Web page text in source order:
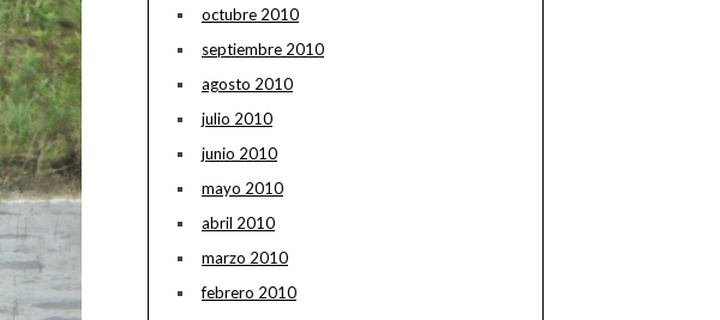
octubre 2010
septiembre 2010
agosto 2010
julio 2010
junio 2010
mayo 2010
abril 2010
marzo 2010
febrero 2010